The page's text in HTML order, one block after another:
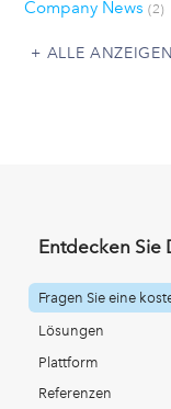
Company News (2)
ALLE ANZEIGEN
Entdecken Sie
Fragen Sie eine
Lösungen
Plattform
Referenzen